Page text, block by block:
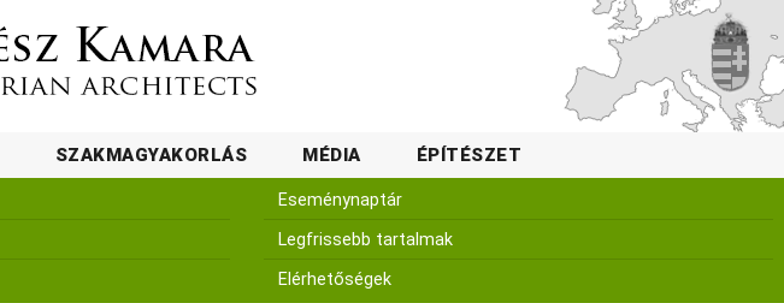
SZAKMAGYAKORLÁS MÉDIA ÉPÍTÉSZET
Eseménynaptár
Legfrissebb tartalmak
Elérhetőségek